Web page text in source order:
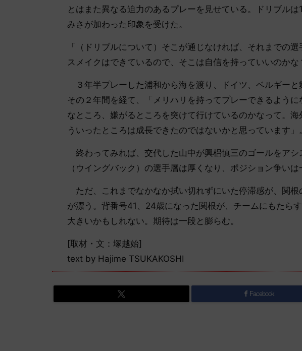
とはまた異なる迫力のあるプレーを見せている。ドリブル
みさが加わった印象を受けた。
「（ドリブルについて）そこが通じなければ、それまでの
スメイクはできているので、そこは自信を持っていいのか
３年半プレーした浦和から海を渡り、ドイツ、ベルギーと
その２年間を経て、「メリハリを持ってプレーできるよう
なところ、嫌がるところを突けて行けているのかなって。
ういったところは成長できたのではないかと思っています」。
終わってみれば、交代した山中が興梠慎三のゴールをアシ
（ウイングバック）の選手層は厚くなり、ポジション争いは
ただ、これまでなかなか拭い切れずにいた停滞感が、関
が漂う。背番号41、24歳になった関根が、チームにもたら
大きいかもしれない。期待は一段と膨らむ。
[取材・文：塚越始]
text by Hajime TSUKAKOSHI
Facebook